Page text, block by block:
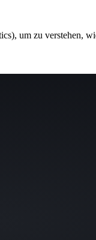
um zu verstehen,